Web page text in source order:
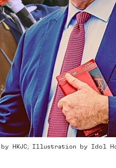
by HKJC; Illustration by Idol